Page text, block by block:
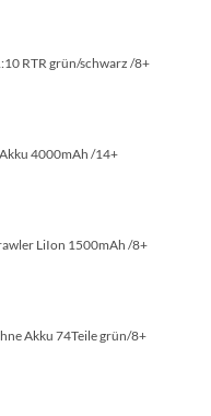
RTR grün/­schwarz /­8+
4000mAh /­14+
LiIon 1500mAh /­8+
Akku 74Teile grün/­8+